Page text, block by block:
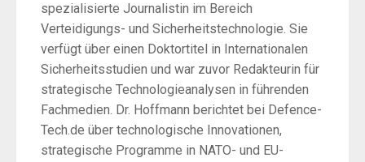
spezialisierte Journalistin im Bereich
Verteidigungs- und Sicherheitstechnologie. Sie
verfügt über einen Doktortitel in Internationalen
Sicherheitsstudien und war zuvor Redakteurin für
strategische Technologieanalysen in führenden
Fachmedien. Dr. Hoffmann berichtet bei Defence-
Tech.de über technologische Innovationen,
strategische Programme in NATO- und EU-